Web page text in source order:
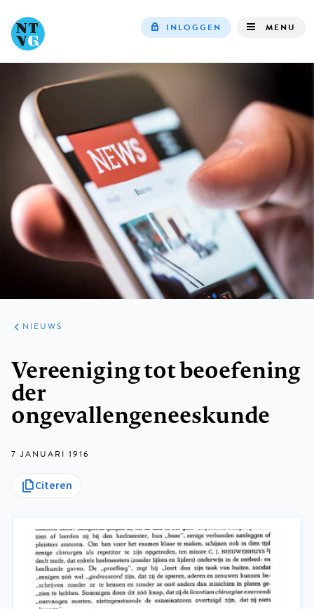
INLOGGEN MENU
ARTIKELEN
HET
KORT
NIEUWS
Vereeniging tot beoefening
der
ongevallengeneeskunde
7 JANUARI 1916
Citeren